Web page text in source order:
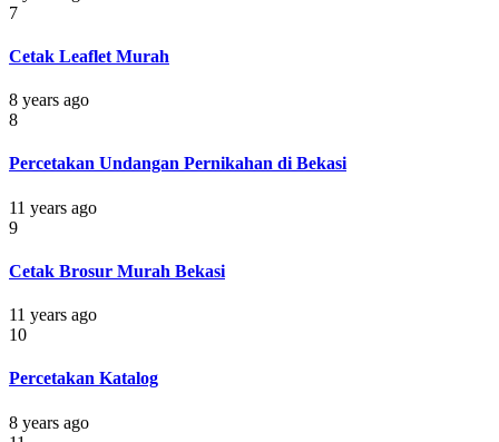
7
Cetak Leaflet Murah
8 years ago
8
Percetakan Undangan Pernikahan di Bekasi
11 years ago
9
Cetak Brosur Murah Bekasi
11 years ago
10
Percetakan Katalog
8 years ago